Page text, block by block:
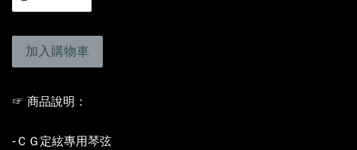
加入購物車
☞ 商品說明：
-ＣＧ定絃專用琴弦